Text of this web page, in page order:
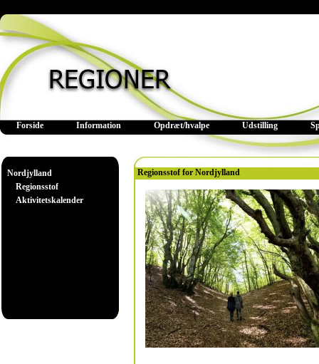
Forside Information Opdræt/hvalpe Udstilling
Nordjylland
Regionsstof
Aktivitetskalender
Regionsstof for Nordjylland